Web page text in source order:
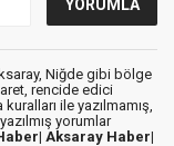
Niğde gibi bölge
rencide edici
ile yazılmamış,
yorumlar
Aksaray Haber|